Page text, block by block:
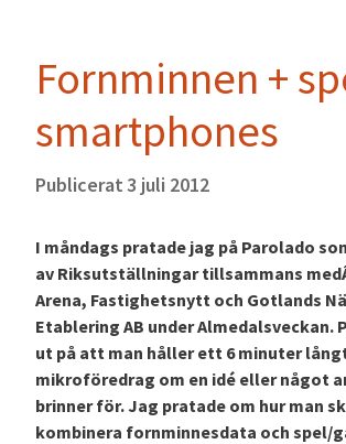
Fornminnen +
smartphones
Publicerat3 juli 2012
I måndags pratade jag på Parolado
av Riksutställningar tillsammans
Arena, Fastighetsnytt och Gotlands
Etablering AB under Almedalsveckan.
ut på att man håller ett 6 minuter
mikroföredrag om en idé eller något
brinner för. Jag pratade om hur man
kombinera fornminnesdata och spel/